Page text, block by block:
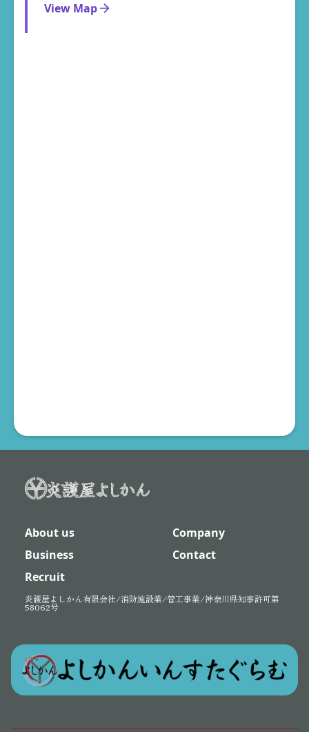
View Map
About us
Company
Business
Contact
Recruit
炎護屋よしかん有限会社/消防施設業/管工事業/神奈川県知事許可第
58062号